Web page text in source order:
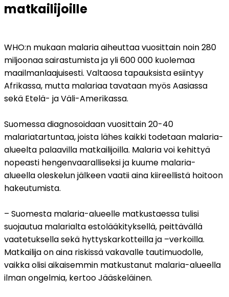
matkailijoille
WHO:n mukaan malaria aiheuttaa vuosittain noin 280
miljoonaa sairastumista ja yli 600 000 kuolemaa
maailmanlaajuisesti. Valtaosa tapauksista esiintyy
Afrikassa, mutta malariaa tavataan myös Aasiassa
sekä Etelä- ja Väli-Amerikassa.
Suomessa diagnosoidaan vuosittain 20-40
malariatartuntaa, joista lähes kaikki todetaan malaria-
alueelta palaavilla matkailijoilla. Malaria voi kehittyä
nopeasti hengenvaaralliseksi ja kuume malaria-
alueella oleskelun jälkeen vaatii aina kiireellistä hoitoon
hakeutumista.
– Suomesta malaria-alueelle matkustaessa tulisi
suojautua malarialta estolääkityksellä, peittävällä
vaatetuksella sekä hyttyskarkotteilla ja –verkoilla.
Matkailija on aina riskissä vakavalle tautimuodolle,
vaikka olisi aikaisemmin matkustanut malaria-alueella
ilman ongelmia, kertoo Jääskeläinen.